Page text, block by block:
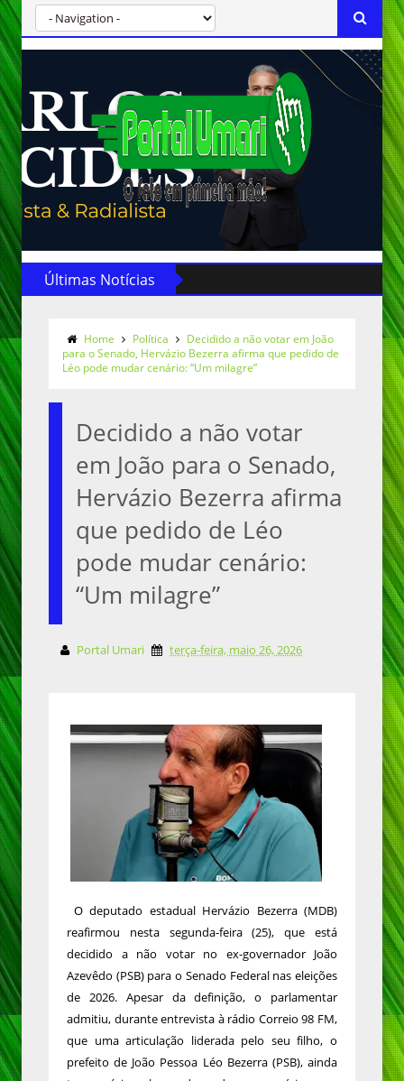
Últimas Notícias
Home Política
Decidido a não votar em João
para o Senado, Hervázio Bezerra afirma que pedido de
Léo pode mudar cenário: “Um milagre”
Decidido a não votar
em João para o Senado,
Hervázio Bezerra afirma
que pedido de Léo
pode mudar cenário:
“Um milagre”
Portal Umari terça-feira, maio 26, 2026
O deputado estadual Hervázio Bezerra (MDB)
reafirmou nesta segunda-feira (25), que está
decidido a não votar no ex-governador João
Azevêdo (PSB) para o Senado Federal nas eleições
de 2026. Apesar da definição, o parlamentar
admitiu, durante entrevista à rádio Correio 98 FM,
que uma articulação liderada pelo seu filho, o
prefeito de João Pessoa Léo Bezerra (PSB), ainda